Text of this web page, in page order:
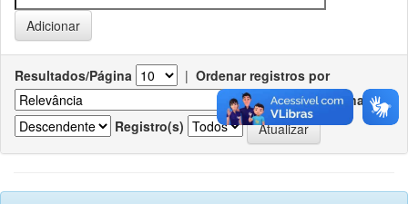
Resultados/Página | Ordenar registros por
Ordenar
Registro(s)